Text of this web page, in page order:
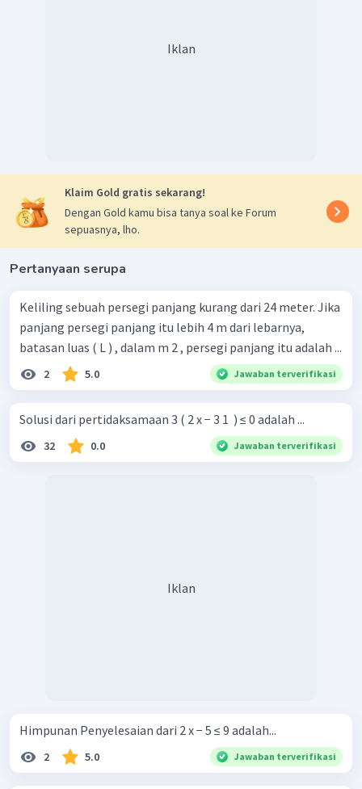
Iklan
Klaim Gold gratis sekarang!
Dengan Gold kamu bisa tanya soal ke Forum
sepuasnya, lho.
Pertanyaan serupa
Keliling sebuah persegi panjang kurang dari 24 meter. Jika
panjang persegi panjang itu lebih 4 m dari lebarnya,
batasan luas ( L ) , dalam m 2 , persegi panjang itu adalah ...
2 5.0 Jawaban terverifikasi
Solusi dari pertidaksamaan 3 ( 2 x − 3 1 ​ ) ≤ 0 adalah ...
32 0.0 Jawaban terverifikasi
Iklan
Himpunan Penyelesaian dari 2 x − 5 ≤ 9 adalah...
2 5.0 Jawaban terverifikasi